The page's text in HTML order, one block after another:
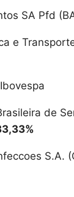
SA Pfd
e
de
S.A.